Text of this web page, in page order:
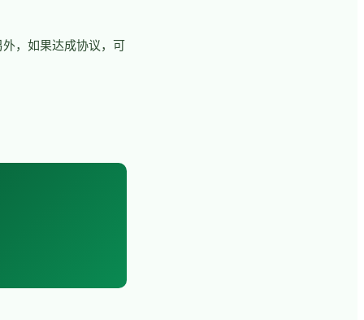
，如果达成协议，可